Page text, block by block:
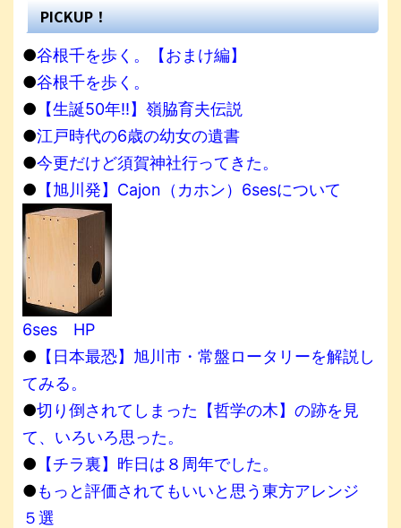
PICKUP！
●谷根千を歩く。【おまけ編】
●谷根千を歩く。
● 【生誕50年!!】嶺脇育夫伝説
●江戸時代の6歳の幼女の遺書
●今更だけど須賀神社行ってきた。
● 【旭川発】Cajon（カホン）6sesについて
6ses HP
● 【日本最恐】旭川市・常盤ロータリーを解説し
てみる。
●切り倒されてしまった【哲学の木】の跡を見
て、いろいろ思った。
● 【チラ裏】昨日は８周年でした。
●もっと評価されてもいいと思う東方アレンジ
５選